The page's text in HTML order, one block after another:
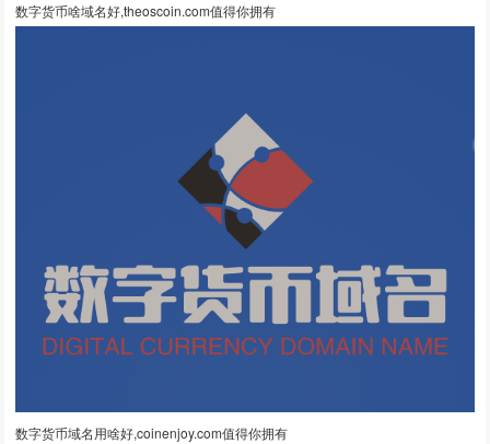
数字货币啥域名好,theoscoin.com值得你拥有
数字货币域名用啥好,coinenjoy.com值得你拥有